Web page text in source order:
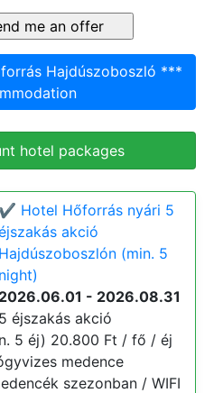
Hajdúszoboszló ***
hotel packages
✔️ Hotel Hőforrás nyári 5
akció
Hajdúszoboszlón (min. 5
night)
2026.06.01 - 2026.08.31
éjszakás akció
5 éj) 20.800 Ft / fő / éj
medence
szezonban / WIFI